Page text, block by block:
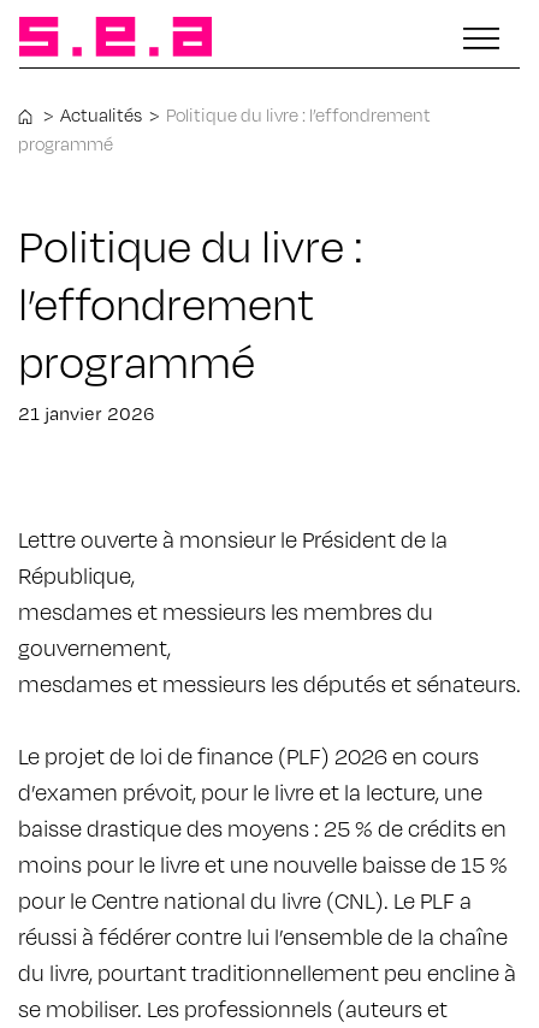
> Actualités > Politique du livre : l’effondrement
programmé
Politique du livre :
l’effondrement
programmé
21 janvier 2026
Lettre ouverte à monsieur le Président de la
République,
mesdames et messieurs les membres du
gouvernement,
mesdames et messieurs les députés et sénateurs.
Le projet de loi de finance (PLF) 2026 en cours
d’examen prévoit, pour le livre et la lecture, une
baisse drastique des moyens : 25 % de crédits en
moins pour le livre et une nouvelle baisse de 15 %
pour le Centre national du livre (CNL). Le PLF a
réussi à fédérer contre lui l’ensemble de la chaîne
du livre, pourtant traditionnellement peu encline à
se mobiliser. Les professionnels (auteurs et